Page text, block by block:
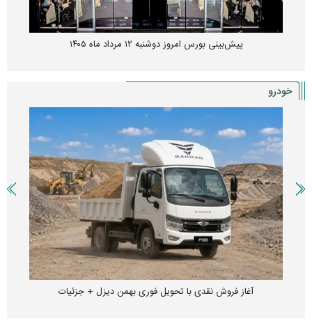
پیش‌بینی بورس امروز دوشنبه ۱۲ مرداد ماه ۱۴۰۵
خودرو
آغاز فروش نقدی با تحویل فوری بهمن دیزل + جزئیات